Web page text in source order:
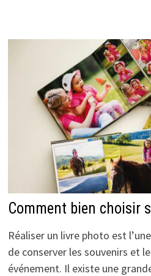
Comment bien choisir
Réaliser un livre photo est
de conserver les souvenirs et
événement. Il existe une